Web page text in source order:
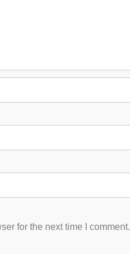
for the next time I comment.